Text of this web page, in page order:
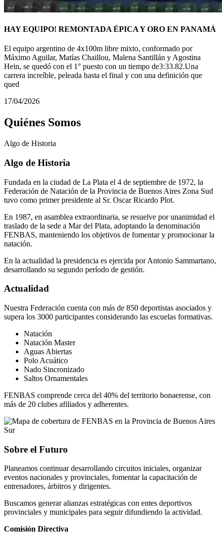
HAY EQUIPO! REMONTADA ÉPICA Y ORO EN PANAMÁ
El equipo argentino de 4x100m libre mixto, conformado por
Máximo Aguilar, Matías Chaillou, Malena Santillán y Agostina
Hein, se quedó con el 1° puesto con un tiempo de3:33.82.Una
carrera increíble, peleada hasta el final y con una definición que
qued
17/04/2026
Quiénes Somos
Algo de Historia
Algo de Historia
Fundada en la ciudad de La Plata el 4 de septiembre de 1972, la
Federación de Natación de la Provincia de Buenos Aires Zona Sud
tuvo como primer presidente al Sr. Oscar Ricardo Plot.
En 1987, en asamblea extraordinaria, se resuelve por unanimidad el
traslado de la sede a Mar del Plata, adoptando la denominación
FENBAS, manteniendo los objetivos de fomentar y promocionar la
natación.
En la actualidad la presidencia es ejercida por Antonio Sammartano,
desarrollando su segundo período de gestión.
Actualidad
Nuestra Federación cuenta con más de 850 deportistas asociados y
supera los 3000 participantes considerando las escuelas formativas.
Natación
Natación Master
Aguas Abiertas
Polo Acuático
Nado Sincronizado
Saltos Ornamentales
FENBAS comprende cerca del 40% del territorio bonaerense, con
más de 20 clubes afiliados y adherentes.
Sobre el Futuro
Planeamos continuar desarrollando circuitos iniciales, organizar
eventos nacionales y provinciales, fomentar la capacitación de
entrenadores, árbitros y dirigentes.
Buscamos generar alianzas estratégicas con entes deportivos
provinciales y municipales para seguir difundiendo la actividad.
Comisión Directiva